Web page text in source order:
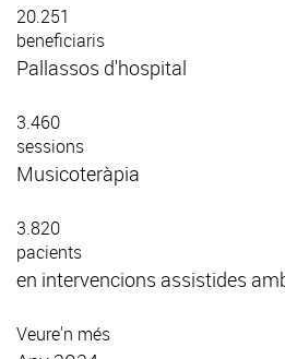
20.251
beneficiaris
Pallassos d'hospital
3.460
sessions
Musicoteràpia
3.820
pacients
en intervencions assistides
Veure'n més